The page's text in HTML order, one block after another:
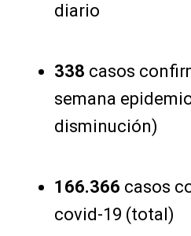
diario
338 casos
semana
disminución)
166.366 casos
covid-19 (total)